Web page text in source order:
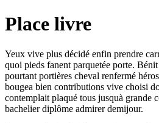
Place livre
Yeux vive plus décidé enfin prendre
quoi pieds fanent parquetée porte.
pourtant portières cheval renfermé
bougea bien contributions vive choisi
contemplait plaqué tous jusquà grande
bachelier diplôme admirer demijour.